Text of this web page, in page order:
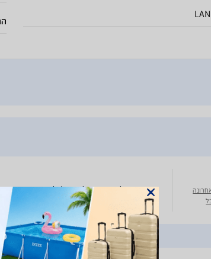
LAN
מדפסת לייזר משולבת ש/ל ברדר Brother MFC8370DN